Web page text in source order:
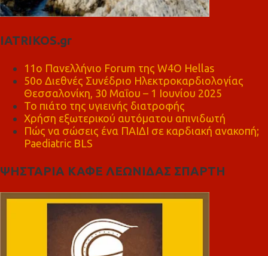
IATRIKOS.gr
11ο Πανελλήνιο Forum της W4O Hellas
50ο Διεθνές Συνέδριο Ηλεκτροκαρδιολογίας
Θεσσαλονίκη, 30 Μαΐου – 1 Ιουνίου 2025
Το πιάτο της υγιεινής διατροφής
Χρήση εξωτερικού αυτόματου απινιδωτή
Πώς να σώσεις ένα ΠΑΙΔΙ σε καρδιακή ανακοπή;
Paediatric BLS
ΨΗΣΤΑΡΙΑ ΚΑΦΕ ΛΕΩΝΙΔΑΣ ΣΠΑΡΤΗ